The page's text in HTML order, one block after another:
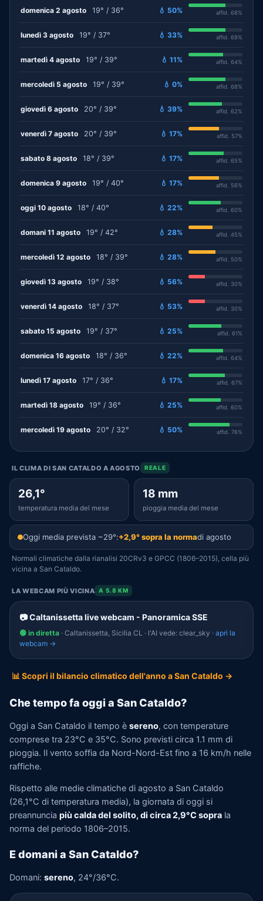
domenica 2 agosto 19° / 36° 💧 50% affid. 68%
lunedì 3 agosto 19° / 37° 💧 33% affid. 69%
martedì 4 agosto 19° / 39° 💧 11% affid. 64%
mercoledì 5 agosto 19° / 39° 💧 0% affid. 68%
giovedì 6 agosto 20° / 39° 💧 39% affid. 62%
venerdì 7 agosto 20° / 39° 💧 17% affid. 57%
sabato 8 agosto 18° / 39° 💧 17% affid. 65%
domenica 9 agosto 19° / 40° 💧 17% affid. 56%
oggi 10 agosto 18° / 40° 💧 22% affid. 60%
domani 11 agosto 19° / 42° 💧 28% affid. 45%
mercoledì 12 agosto 18° / 39° 💧 28% affid. 50%
giovedì 13 agosto 19° / 38° 💧 56% affid. 30%
venerdì 14 agosto 18° / 37° 💧 53% affid. 30%
sabato 15 agosto 19° / 37° 💧 25% affid. 61%
domenica 16 agosto 18° / 36° 💧 22% affid. 64%
lunedì 17 agosto 17° / 36° 💧 17% affid. 67%
martedì 18 agosto 19° / 36° 💧 25% affid. 60%
mercoledì 19 agosto 20° / 32° 💧 50% affid. 76%
IL CLIMA DI SAN CATALDO A AGOSTO REALE
26,1°
temperatura media del mese
18 mm
pioggia media del mese
Oggi media prevista ~29°:+2,9° sopra la normadi agosto
Normali climatiche dalla rianalisi 20CRv3 e GPCC (1806–2015), cella più
vicina a San Cataldo.
LA WEBCAM PIÙ VICINA A 5.8 KM
📷 Caltanissetta live webcam - Panoramica SSE
🟢 in diretta · Caltanissetta, Sicilia CL · l'AI vede: clear_sky · apri la
webcam →
📊 Scopri il bilancio climatico dell'anno a San Cataldo →
Che tempo fa oggi a San Cataldo?
Oggi a San Cataldo il tempo è sereno, con temperature
comprese tra 23°C e 35°C. Sono previsti circa 1.1 mm di
pioggia. Il vento soffia da Nord-Nord-Est fino a 16 km/h nelle
raffiche.
Rispetto alle medie climatiche di agosto a San Cataldo
(26,1°C di temperatura media), la giornata di oggi si
preannuncia più calda del solito, di circa 2,9°C sopra la
norma del periodo 1806–2015.
E domani a San Cataldo?
Domani: sereno, 24°/36°C.